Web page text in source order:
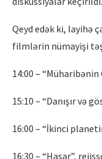
Qeyd edək ki, layihə
filmlərin nümayişi
14:00 –
15:10 – “Danışır və
16:00 – “İkinci
16:30 – “Hasar”,